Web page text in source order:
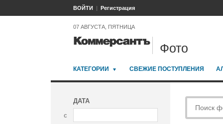
ВОЙТИ Регистрация
07 АВГУСТА, ПЯТНИЦА
Фото
КАТЕГОРИИ СВЕЖИЕ ПОСТУПЛЕНИЯ
ДАТА
с